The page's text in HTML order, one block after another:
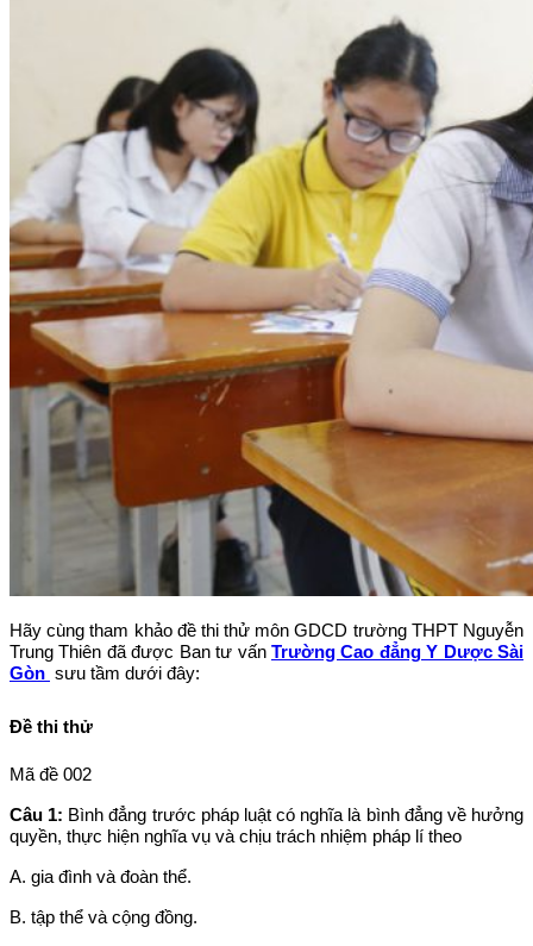
Hãy cùng tham khảo đề thi thử môn GDCD trường THPT Nguyễn
Trung Thiên đã được Ban tư vấn Trường Cao đẳng Y Dược Sài
Gòn sưu tầm dưới đây:
Đề thi thử
Mã đề 002
Câu 1: Bình đẳng trước pháp luật có nghĩa là bình đẳng về hưởng
quyền, thực hiện nghĩa vụ và chịu trách nhiệm pháp lí theo
A. gia đình và đoàn thể.
B. tập thể và cộng đồng.